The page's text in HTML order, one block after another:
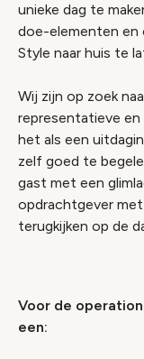
unieke dag te
doe-elementen en
Style naar huis te
Wij zijn op zoek
representatieve
het als een
zelf goed te
gast met een
opdrachtgever
terugkijken op de
Voor de
een: